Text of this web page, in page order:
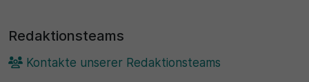
Redaktionsteams
Kontakte unserer Redaktionsteams